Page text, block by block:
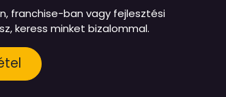
franchise-ban vagy fejlesztési
keress minket bizalommal.